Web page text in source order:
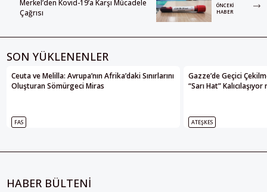
Merkel’den Kovid-19’a Karşı Mücadele
Çağrısı
ÖNCEKI
HABER
SON YÜKLENENLER
Ceuta ve Melilla: Avrupa’nın Afrika’daki Sınırlarını
Oluşturan Sömürgeci Miras
FAS
Gazze’de Geçici
“Sarı Hat” Kalıcılaşıyor
ATEŞKES
HABER BÜLTENİ